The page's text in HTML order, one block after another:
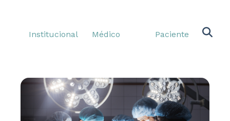
Institucional Médico Paciente